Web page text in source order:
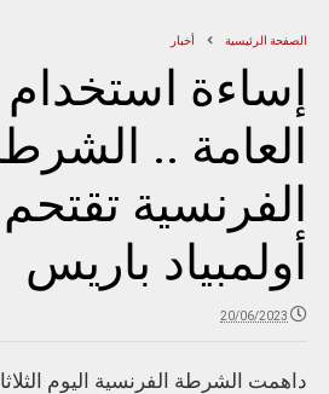
الصفحة الرئيسية أخبار
إساءة استخدام
العامة ..
الفرنسية
أولمبياد باريس
20/06/2023
داهمت الشرطة الفرنسية اليوم